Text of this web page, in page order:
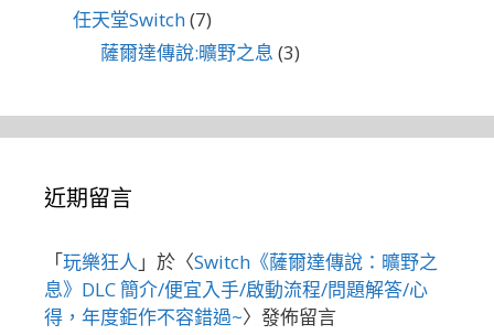
任天堂Switch(7)
薩爾達傳說:曠野之息 (3)
近期留言
「玩樂狂人 」於〈Switch《薩爾達傳說：曠野之
息》DLC 簡介/便宜入手/啟動流程/問題解答/心
得，年度鉅作不容錯過~〉發佈留言